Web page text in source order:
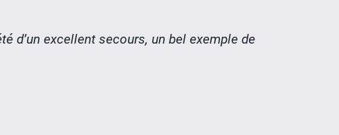
d’un excellent secours, un bel exemple de